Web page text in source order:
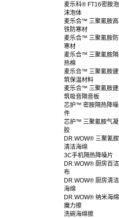
麦乐科® FT16密胺泡
沫泡体
麦乐合™ 三聚氰胺高
铁防寒材
麦乐合™ 三聚氰胺防
寒材
麦乐合™ 三聚氰胺隔
热棉
麦乐合™ 三聚氰胺建
筑保温材料
麦乐合™ 三聚氰胺建
筑吸音隔音板
芯护™ 密胺隔热降噪
件
芯护™ 三聚氰胺气凝
胶
DR.WOW® 三聚氰胺
清洁海绵
3C手机隔热降噪片
DR.WOW® 厨房百洁
布
DR.WOW® 厨房清洁
海绵
DR.WOW® 纳米海绵
魔力擦
洗碗海绵擦